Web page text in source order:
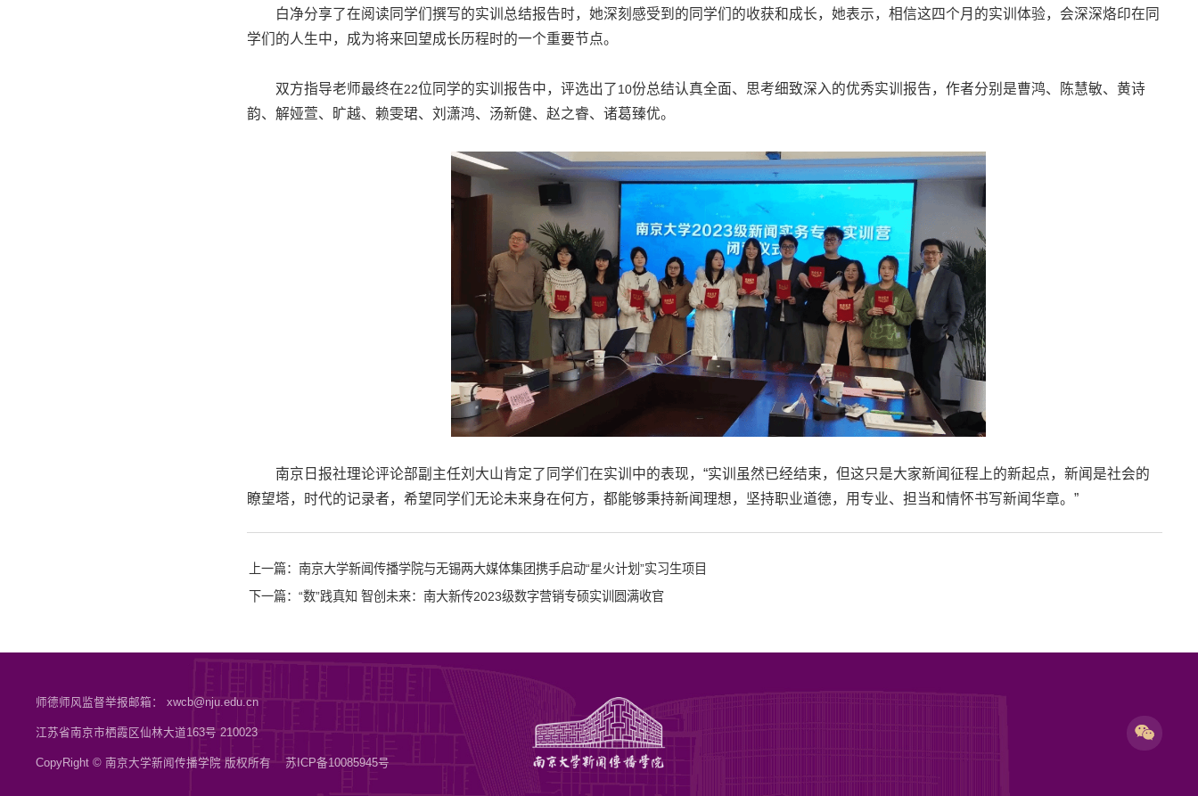
白净分享了在阅读同学们撰写的实训总结报告时，她深刻感受到的同学们的收获和成长，她表示，相信这四个月的实训体验，会深深烙印在同
学们的人生中，成为将来回望成长历程时的一个重要节点。
双方指导老师最终在22位同学的实训报告中，评选出了10份总结认真全面、思考细致深入的优秀实训报告，作者分别是曹鸿、陈慧敏、黄诗
韵、解娅萱、旷越、赖雯珺、刘潇鸿、汤新健、赵之睿、诸葛臻优。
南京日报社理论评论部副主任刘大山肯定了同学们在实训中的表现，“实训虽然已经结束，但这只是大家新闻征程上的新起点，新闻是社会的
瞭望塔，时代的记录者，希望同学们无论未来身在何方，都能够秉持新闻理想，坚持职业道德，用专业、担当和情怀书写新闻华章。”
上一篇：南京大学新闻传播学院与无锡两大媒体集团携手启动“星火计划”实习生项目
下一篇：“数”践真知 智创未来：南大新传2023级数字营销专硕实训圆满收官
师德师风监督举报邮箱： xwcb@nju.edu.cn
江苏省南京市栖霞区仙林大道163号 210023
CopyRight © 南京大学新闻传播学院 版权所有 苏ICP备10085945号